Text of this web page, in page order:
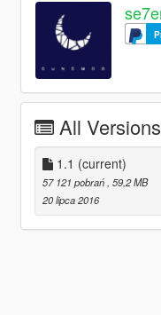
All Versions
1.1 (current)
57 121 pobrań , 59,2 MB
20 lipca 2016